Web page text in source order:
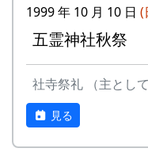
した
10月9日（土）
五霊神社秋
10月10日（日
五霊神社
10月11日（祝）
天日
1999 年 10 月 10 日 (
五霊神社秋祭
社寺祭礼 （主とし
見る